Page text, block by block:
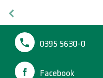
0395 5630-0
Facebook